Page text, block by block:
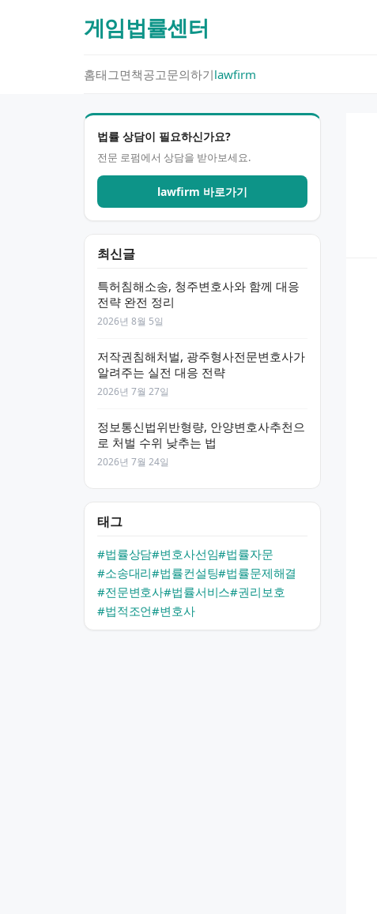
게임법률센터
홈태그면책공고문의하기lawfirm
법률 상담이 필요하신가요?
전문 로펌에서 상담을 받아보세요.
lawfirm 바로가기
최신글
특허침해소송, 청주변호사와 함께 대응
전략 완전 정리
2026년 8월 5일
저작권침해처벌, 광주형사전문변호사가
알려주는 실전 대응 전략
2026년 7월 27일
정보통신법위반형량, 안양변호사추천으
로 처벌 수위 낮추는 법
2026년 7월 24일
태그
#법률상담#변호사선임#법률자문
#소송대리#법률컨설팅#법률문제해결
#전문변호사#법률서비스#권리보호
#법적조언#변호사